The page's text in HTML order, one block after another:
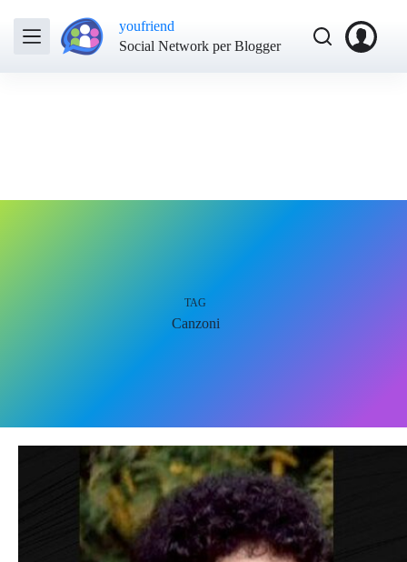
youfriend
Social Network per Blogger
TAG
Canzoni